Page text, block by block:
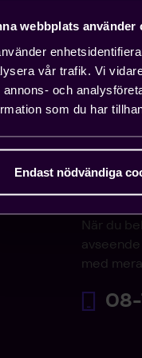
webbplats använder
vår trafik. Vi
annons- och
som du har
Endast nödvändiga
När du
med